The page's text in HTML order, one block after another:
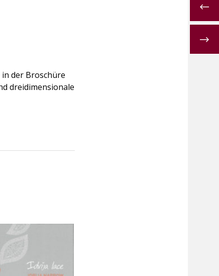
der Broschüre
dreidimensionale